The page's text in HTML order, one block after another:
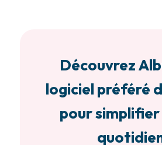
Découvrez
logiciel préféré
pour